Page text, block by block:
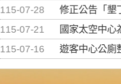
115-07-28
修正公告「墾丁國家公
115-07-21
國家太空中心為辦理
115-07-16
遊客中心公廁